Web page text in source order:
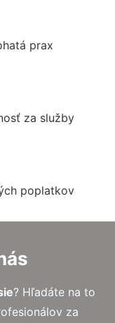
prax
za služby
poplatkov
? Hľadáte na to
za